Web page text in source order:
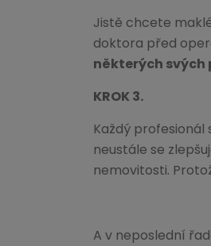
Jistě chcete
doktora před
některých
KROK 3.
Každý
neustále se
nemovitosti.
A v neposlední